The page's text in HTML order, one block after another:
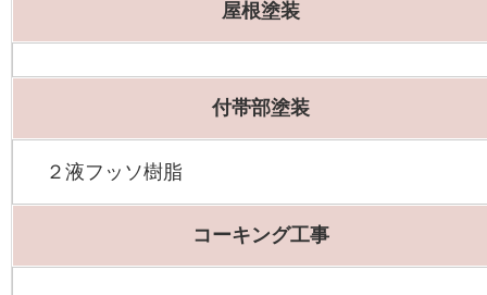
屋根塗装
付帯部塗装
２液フッソ樹脂
コーキング工事